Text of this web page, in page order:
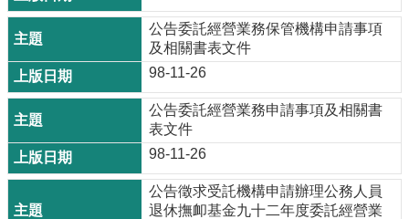
公告委託經營業務保管機構申請事項
及相關書表文件
98-11-26
公告委託經營業務申請事項及相關書
表文件
98-11-26
公告徵求受託機構申請辦理公務人員
退休撫卹基金九十二年度委託經營業